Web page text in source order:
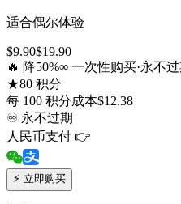
适合偶尔体验
$9.90$19.90
🔥 降50%∞ 一次性购买·永不过
★80 积分
每 100 积分成本$12.38
♾ 永不过期
人民币支付 👉
⚡ 立即购买